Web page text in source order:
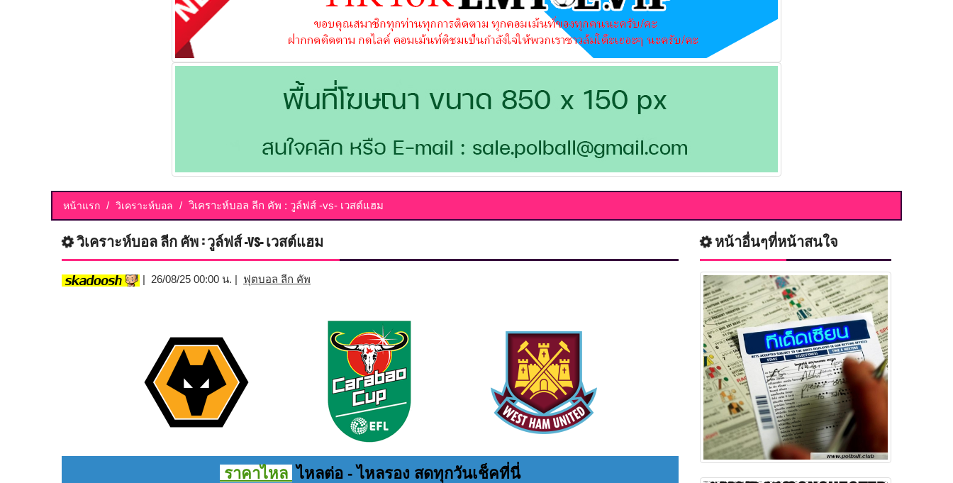
หน้าแรก วิเคราะห์บอล วิเคราะห์บอล ลีก คัพ : วูล์ฟส์ -vs- เวสต์แฮม
วิเคราะห์บอล ลีก คัพ : วูล์ฟส์ -vs- เวสต์แฮม
| 26/08/25 00:00 น. | ฟุตบอล ลีก คัพ
ราคาไหล ไหลต่อ - ไหลรอง สดทุกวันเช็คที่นี่
หน้าอื่นๆที่หน้าสนใจ